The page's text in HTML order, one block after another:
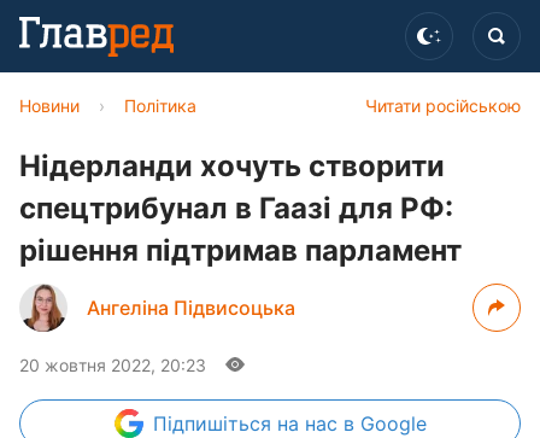
Читати російською
Новини › Політика
Нідерланди хочуть створити
спецтрибунал в Гаазі для РФ:
рішення підтримав парламент
Ангеліна Підвисоцька
20 жовтня 2022, 20:23
Підпишіться на нас в Google